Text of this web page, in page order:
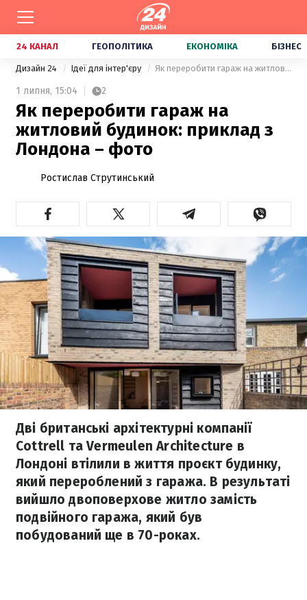
24 КАНАЛ ГЕОПОЛІТИКА ЕКОНОМІКА БІЗНЕС
Дизайн 24 Ідеї для інтер'єру Як переробити гараж на житловий будинок: приклад з Лондона – фото
1 липня, 15:04 2
Як переробити гараж на
житловий будинок: приклад з
Лондона – фото
Ростислав Струтинський
Дві британські архітектурні компанії
Cottrell та Vermeulen Architecture в
Лондоні втілили в життя проєкт будинку,
який перероблений з гаража. В результаті
вийшло двоповерхове житло замість
подвійного гаража, який був
побудований ще в 70-роках.